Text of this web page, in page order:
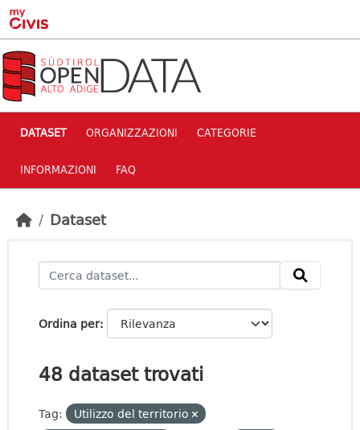
Skip to main content
DATASET ORGANIZZAZIONI CATEGORIE
INFORMAZIONI FAQ
Dataset
Ordina per
48 dataset trovati
Tag:
Utilizzo del territorio